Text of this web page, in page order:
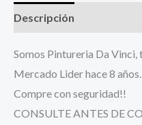
Descripción
Somos Pintureria Da Vinci,
Mercado Lider hace 8 años.
Compre con seguridad!!
CONSULTE ANTES DE